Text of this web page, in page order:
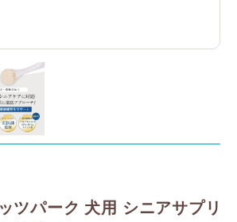
ツパーク 犬用 シニアサプリ